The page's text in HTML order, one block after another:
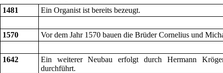
1481
Ein Organist ist bereits bezeugt.
1570 Vor dem Jahr 1570 bauen die Brüder Cornelius und
1642
Ein weiterer Neubau erfolgt durch Hermann
durchführt.